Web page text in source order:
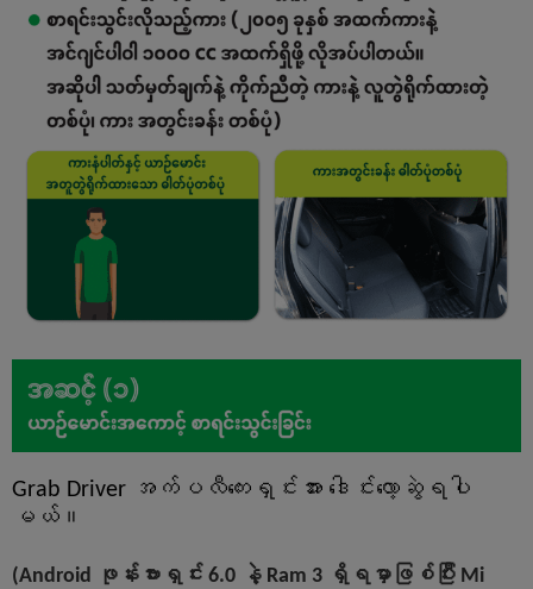
Grab Driver အက်ပလီကေးရှင်းအား ဒေါင်းလော့ဆွဲရပါ
မယ်။
(Android ဖုန်းဗားရှင်း 6.0 နဲ့ Ram 3 ရှိရမှာဖြစ်ပြီး Mi